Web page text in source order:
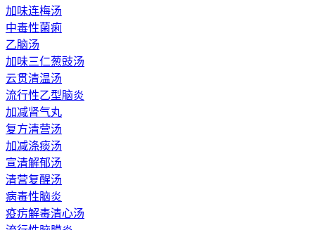
加味连梅汤
中毒性菌痢
乙脑汤
加味三仁葱豉汤
云贯清温汤
流行性乙型脑炎
加减肾气丸
复方清营汤
加减涤痰汤
宣清解郁汤
清营复醒汤
病毒性脑炎
疫疠解毒清心汤